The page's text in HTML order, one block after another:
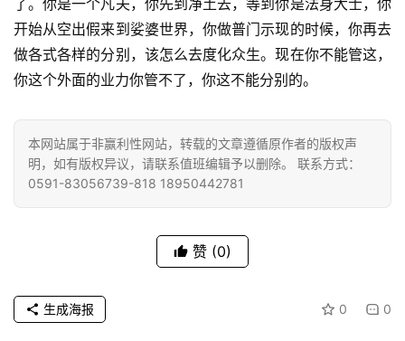
乐
菩
提
题
公
益
教
开始从空出假来到娑婆世界，你做普门示现的时候，你再去
做各式各样的分别，该怎么去度化众生。现在你不能管这，
你这个外面的业力你管不了，你这不能分别的。
本网站属于非赢利性网站，转载的文章遵循原作者的版权声
明，如有版权异议，请联系值班编辑予以删除。 联系方式：
0591-83056739-818 18950442781
赞 (0)
0 0
生成海报